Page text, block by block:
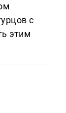
с
этим